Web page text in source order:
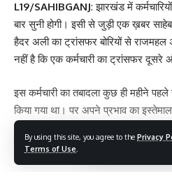
By using this site, you agree to the Privacy
Terms of Use
L19/SAHIBGANJ: झारखंड में
बार सुनी होगी। इसी से जुड़ी एक ख़बर
हैदर अली का ट्रांसफर बोरियों से
नहीं है कि एक कर्मचारी का ट्रांसफर दूसरे
इस कर्मचारी का तबादला कुछ ही महीने
किया गया था। पर अपने प्रभाव का
आ गये। अब लोग दबी ज़ुबान से चर्चा कर रहे
लेकर यह कह रहे हैं कि ये सारा किया कराया